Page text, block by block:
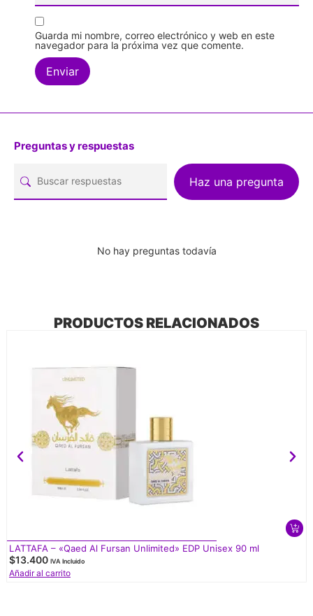
Guarda mi nombre, correo electrónico y web en este
navegador para la próxima vez que comente.
Preguntas y respuestas
Haz una pregunta
No hay preguntas todavía
PRODUCTOS RELACIONADOS
LATTAFA – «Qaed Al Fursan Unlimited» EDP Unisex 90 ml
$13.400 IVA Incluido
Añadir al carrito